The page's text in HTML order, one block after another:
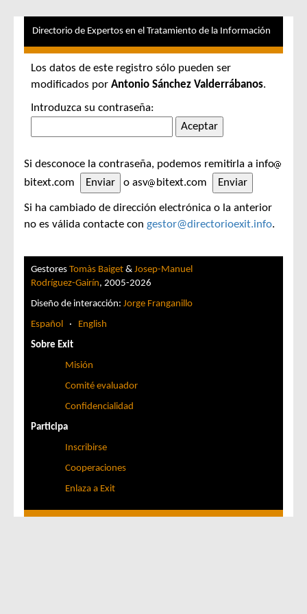
Directorio de Expertos en el Tratamiento de la Información
Los datos de este registro sólo pueden ser
modificados por Antonio Sánchez Valderrábanos.
Introduzca su contraseña:
Si desconoce la contraseña, podemos remitirla a info
bitext.com
o asv bitext.com
Si ha cambiado de dirección electrónica o la anterior
no es válida contacte con gestor@directorioexit.info.
Gestores Tomàs Baiget & Josep-Manuel
Rodríguez-Gairín, 2005-2026
Diseño de interacción: Jorge Franganillo
Español · English
Sobre Exit
Misión
Comité evaluador
Confidencialidad
Participa
Inscribirse
Cooperaciones
Enlaza a Exit